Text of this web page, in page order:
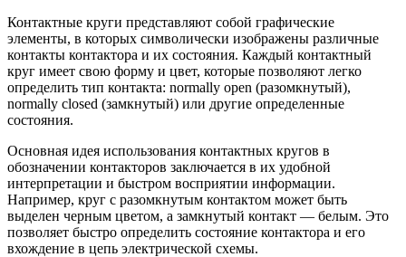
Контактные круги представляют собой графические
элементы, в которых символически изображены различные
контакты контактора и их состояния. Каждый контактный
круг имеет свою форму и цвет, которые позволяют легко
определить тип контакта: normally open (разомкнутый),
normally closed (замкнутый) или другие определенные
состояния.
Основная идея использования контактных кругов в
обозначении контакторов заключается в их удобной
интерпретации и быстром восприятии информации.
Например, круг с разомкнутым контактом может быть
выделен черным цветом, а замкнутый контакт — белым. Это
позволяет быстро определить состояние контактора и его
вхождение в цепь электрической схемы.